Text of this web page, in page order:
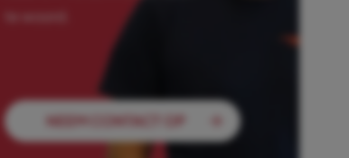
NEEM CONTACT OP